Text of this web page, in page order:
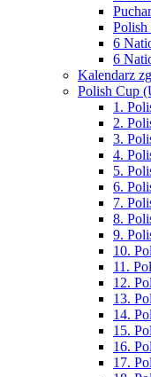
Polish
6
6
Kalendarz
Polish Cup
1.
2.
3.
4.
5.
6.
7.
8.
9.
10.
11.
12.
13.
14.
15.
16.
17.